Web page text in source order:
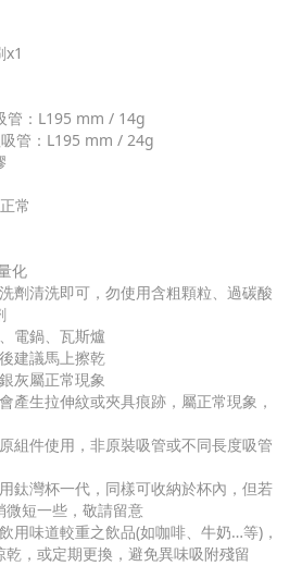
x1
管：L195 mm / 14g
管：L195 mm / 24g
常
化
劑清洗即可，勿使用含粗顆粒、過碳酸
電鍋、瓦斯爐
建議馬上擦乾
灰屬正常現象
產生拉伸紋或夾具痕跡，屬正常現象，
組件使用，非原裝吸管或不同長度吸管
鈦灣杯一代，同樣可收納於杯內，但若
微短一些，敬請留意
用味道較重之飲品(如咖啡、牛奶…等)，
，或定期更換，避免異味吸附殘留